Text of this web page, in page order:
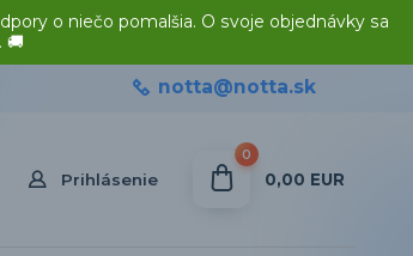
o niečo pomalšia. O svoje objednávky sa
🚚
Prihlásenie
notta@notta.sk
0
0,00 EUR